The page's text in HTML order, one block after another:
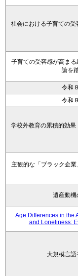
社会における子育ての
子育ての受容感が高ま
論を
令和
令和
学校外教育の累積的効
主観的な「ブラック企
遺産動機
Age Differences in the
and Loneliness:
大規模言